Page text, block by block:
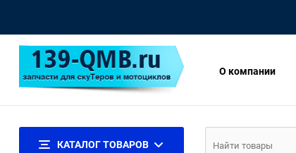
О компании
КАТАЛОГ ТОВАРОВ